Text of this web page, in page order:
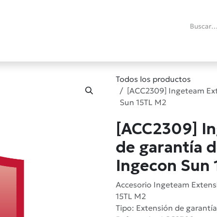
Todos los productos
[ACC2309] Ingeteam
Sun 15TL M2
[ACC2309]
de garantía
Ingecon Sun
Accesorio Ingeteam
15TL M2
Tipo: Extensión de garantía